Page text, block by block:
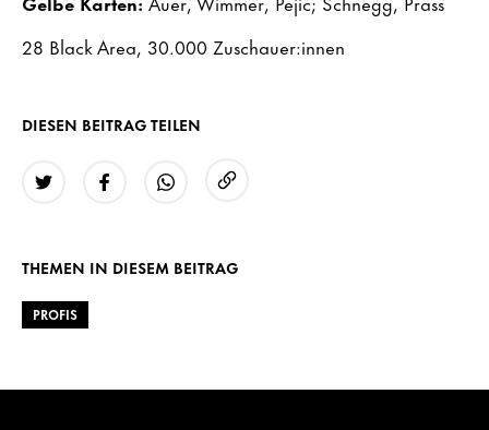
28 Black Area, 30.000 Zuschauer:innen
DIESEN BEITRAG TEILEN
THEMEN IN DIESEM BEITRAG
PROFIS